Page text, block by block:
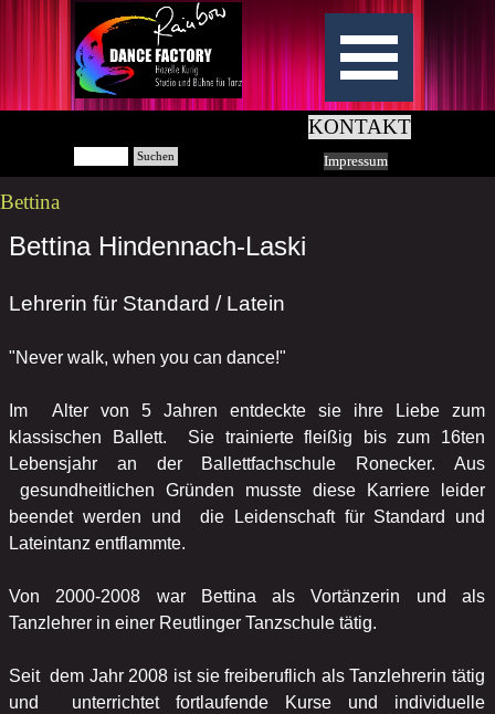
Suchen
KONTAKT
Impressum
Bettina
Bettina Hindennach-Laski
Lehrerin für Standard / Latein
"Never walk, when you can dance!"
Im Alter von 5 Jahren entdeckte sie ihre Liebe zum
klassischen Ballett. Sie trainierte fleißig bis zum 16ten
Lebensjahr an der Ballettfachschule Ronecker. Aus
gesundheitlichen Gründen musste diese Karriere leider
beendet werden und die Leidenschaft für Standard und
Lateintanz entflammte.
Von 2000-2008 war Bettina als Vortänzerin und als
Tanzlehrer in einer Reutlinger Tanzschule tätig.
Seit dem Jahr 2008 ist sie freiberuflich als Tanzlehrerin tätig
und unterrichtet fortlaufende Kurse und individuelle